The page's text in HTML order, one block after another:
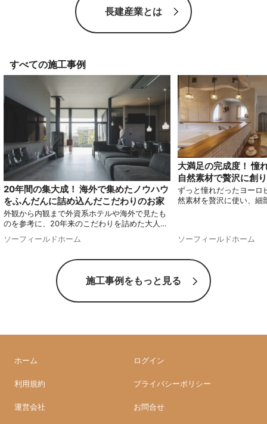
の開放的な空間でのんびり過ごしたい人は必見
長建産業とは
すべての施工事例
20年間の集大成！ 海外で集めたノウハウ
をふんだんに詰め込んだこだわりのお家
外観から内観まで外資系ホテルや海外で見たも
のを参考に、20年来のこだわりを詰めた大人の
家をご紹介します。
ソーフィールドホーム
大満足の完成度！ 憧
自然素材で贅沢に創
ずっと憧れだったヨーロ
然素材を贅沢に使い、細
ソーフィールドホーム
施工事例をもっと見る
ホーム ログイン
利用規約 プライバシーポリシー
運営会社 お問合せ